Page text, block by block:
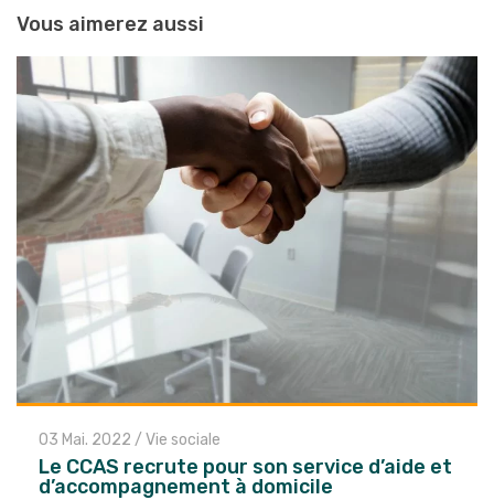
Vous aimerez aussi
03 Mai. 2022 / Vie sociale
Le CCAS recrute pour son service d’aide et
d’accompagnement à domicile